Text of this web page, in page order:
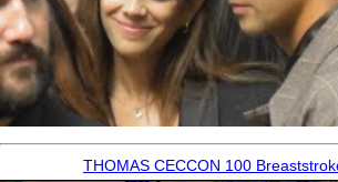
THOMAS CECCON 100